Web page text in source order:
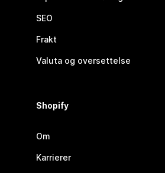
SEO
Frakt
Valuta og oversettelse
Shopify
Om
Karrierer